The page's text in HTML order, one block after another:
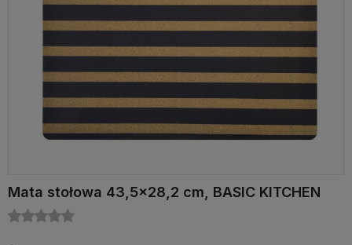
Mata stołowa 43,5x28,2 cm, BASIC KITCHEN